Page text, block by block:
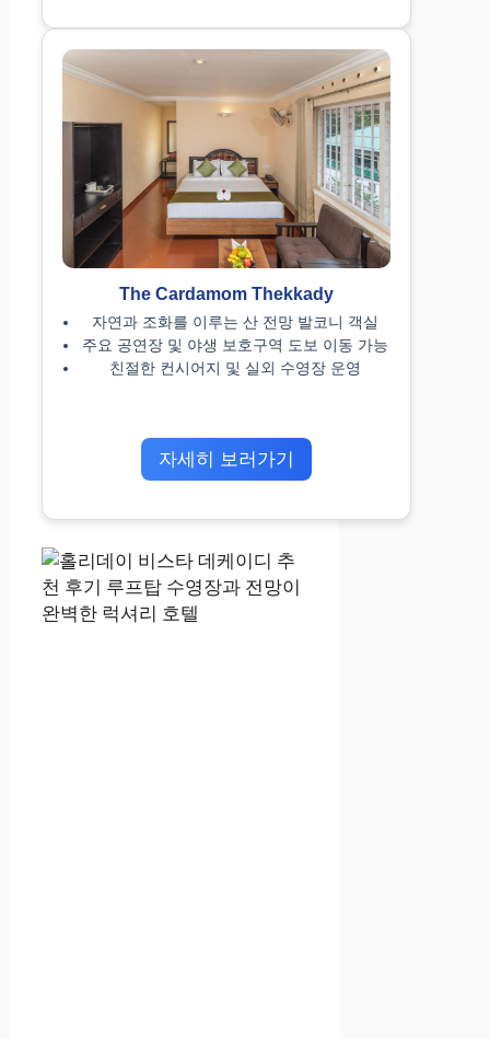
The Cardamom Thekkady
자연과 조화를 이루는 산 전망 발코니 객실
주요 공연장 및 야생 보호구역 도보 이동 가능
친절한 컨시어지 및 실외 수영장 운영
자세히 보러가기